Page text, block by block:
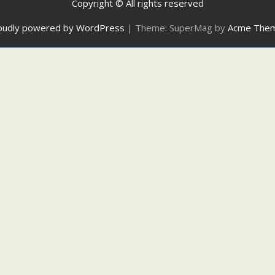
Copyright © All rights reserved
powered by WordPress | Theme: SuperMag by Acme